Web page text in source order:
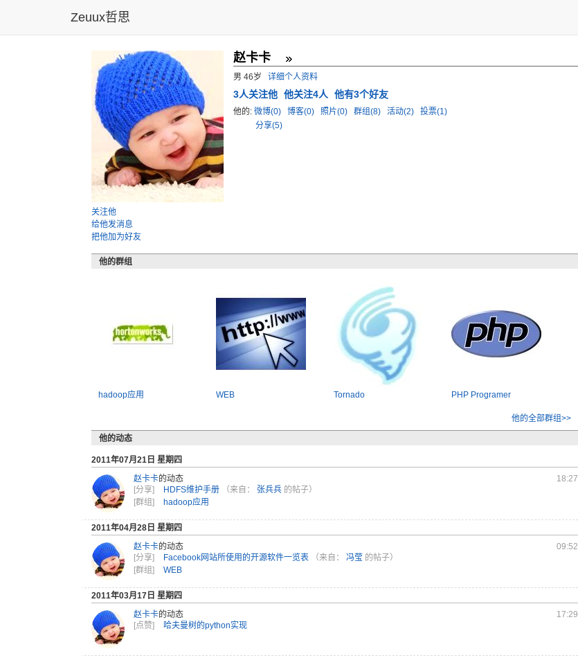
Zeuux哲思
关注他
给他发消息
把他加为好友
赵卡卡
男 46岁 详细个人资料
3人关注他 他关注4人 他有3个好友
他的: 微博(0) 博客(0) 照片(0) 群组(8) 活动(2)
投票(1)
分享(5)
他的群组
hadoop应用 WEB Tornado PHP Programer
他的全部群组>>
他的动态
2011年07月21日 星期四
赵卡卡的动态
18:27
[分享]
HDFS维护手册 （来自： 张兵兵 的帖子）
[群组]
hadoop应用
2011年04月28日 星期四
赵卡卡的动态
09:52
[分享]
Facebook网站所使用的开源软件一览表 （来自：冯莹 的帖子）
[群组]
WEB
2011年03月17日 星期四
赵卡卡的动态
17:29
[点赞]
哈夫曼树的python实现